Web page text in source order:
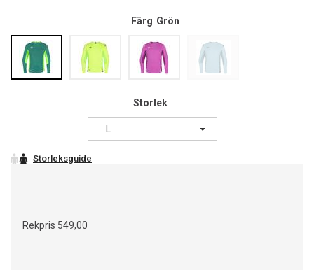
Färg Grön
Storlek
Rekpris 549,00